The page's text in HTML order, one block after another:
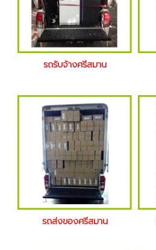
รถรับจ้างศรีสมาน
รถส่งของศรีสมาน